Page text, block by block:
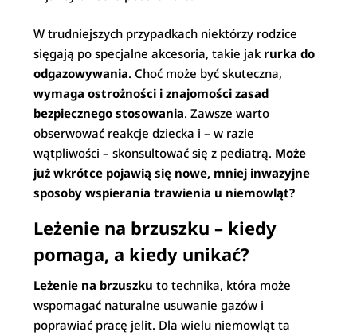
W trudniejszych przypadkach niektórzy rodzice
sięgają po specjalne akcesoria, takie jak rurka do
odgazowywania. Choć może być skuteczna,
wymaga ostrożności i znajomości zasad
bezpiecznego stosowania. Zawsze warto
obserwować reakcje dziecka i – w razie
wątpliwości – skonsultować się z pediatrą. Może
już wkrótce pojawią się nowe, mniej inwazyjne
sposoby wspierania trawienia u niemowląt?
Leżenie na brzuszku – kiedy
pomaga, a kiedy unikać?
Leżenie na brzuszku to technika, która może
wspomagać naturalne usuwanie gazów i
poprawiać pracę jelit. Dla wielu niemowląt ta